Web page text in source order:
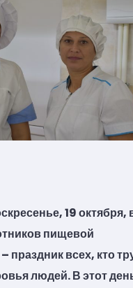
19 октября,
пищевой
всех, кто
людей. В этот